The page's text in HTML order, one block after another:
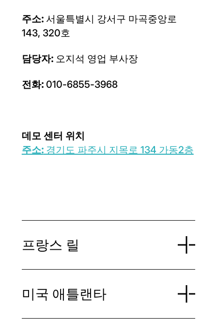
주소:서울특별시 강서구 마곡중앙로
143, 320호
담당자:오지석 영업 부사장
전화:010-6855-3968
데모 센터 위치
주소:경기도 파주시 지목로 134 가동2층
프랑스 릴
미국 애틀랜타